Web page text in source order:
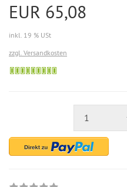
EUR 65,08
inkl. 19 % USt
zzgl. Versandkosten
1